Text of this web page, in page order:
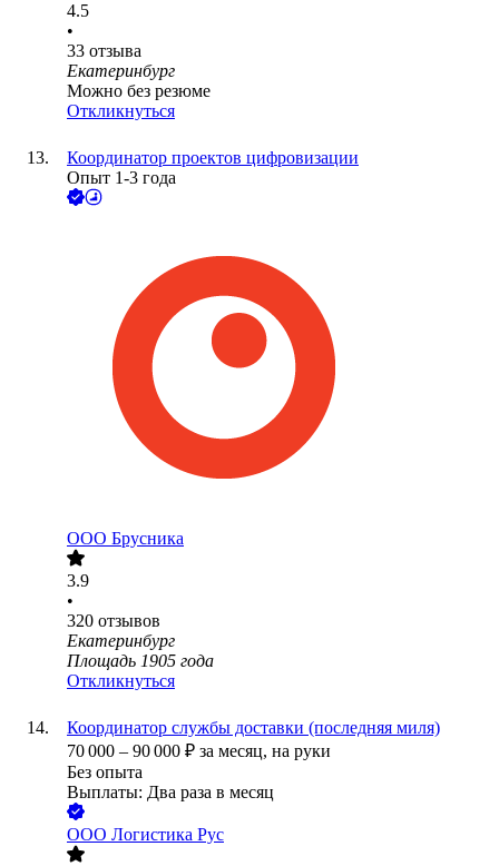
4.5
•
33 отзыва
Екатеринбург
Можно без резюме
Откликнуться
Координатор проектов цифровизации
Опыт 1-3 года
ООО Брусника
3.9
•
320 отзывов
Екатеринбург
Площадь 1905 года
Откликнуться
Координатор службы доставки (последняя миля)
70 000 – 90 000 ₽ за месяц, на руки
Без опыта
Выплаты: Два раза в месяц
ООО Логистика Рус